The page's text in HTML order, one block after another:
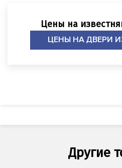
Цены на
ЦЕНЫ НА ДВЕРИ
Другие